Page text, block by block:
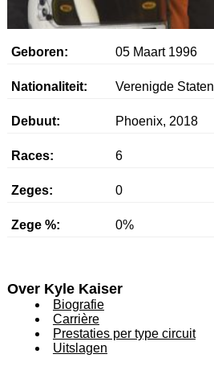
Geboren: 05 Maart 1996
Nationaliteit: Verenigde Staten
Debuut: Phoenix, 2018
Races: 6
Zeges: 0
Zege %: 0%
Over Kyle Kaiser
Biografie
Carrière
Prestaties per type circuit
Uitslagen